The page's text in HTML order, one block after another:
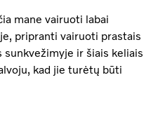
mane vairuoti labai
pripranti vairuoti prastais
sunkvežimyje ir šiais keliais
kad jie turėtų būti